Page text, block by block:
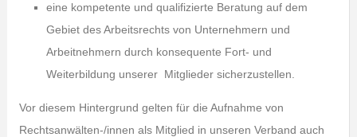
eine kompetente und qualifizierte Beratung auf dem
Gebiet des Arbeitsrechts von Unternehmern und
Arbeitnehmern durch konsequente Fort- und
Weiterbildung unserer Mitglieder sicherzustellen.
Vor diesem Hintergrund gelten für die Aufnahme von
Rechtsanwälten-/innen als Mitglied in unseren Verband auch